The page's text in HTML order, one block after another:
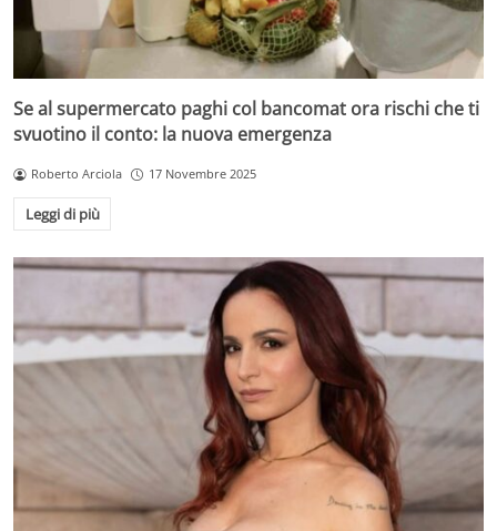
Se al supermercato paghi col bancomat ora rischi che ti
svuotino il conto: la nuova emergenza
Roberto Arciola 17 Novembre 2025
Leggi di più